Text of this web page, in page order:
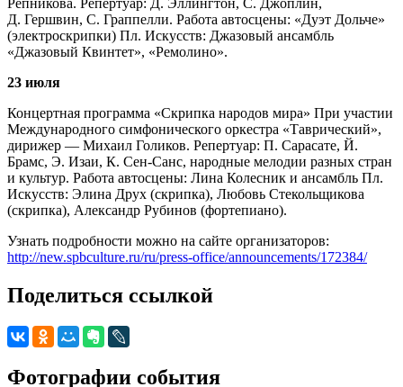
Д. Гершвин, С. Граппелли. Работа автосцены: «Дуэт Дольче»
(электроскрипки) Пл. Искусств: Джазовый ансамбль
«Джазовый Квинтет», «Ремолино».
23 июля
Концертная программа «Скрипка народов мира» При участии
Международного симфонического оркестра «Таврический»,
дирижер — Михаил Голиков. Репертуар: П. Сарасате, Й.
Брамс, Э. Изаи, К. Сен-Санс, народные мелодии разных стран
и культур. Работа автосцены: Лина Колесник и ансамбль Пл.
Искусств: Элина Друх (скрипка), Любовь Стекольщикова
(скрипка), Александр Рубинов (фортепиано).
Узнать подробности можно на сайте организаторов:
http://new.spbculture.ru/ru/press-office/announcements/172384/
Поделиться ссылкой
Фотографии события